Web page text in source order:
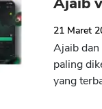
21 Maret
Ajaib
paling
yang